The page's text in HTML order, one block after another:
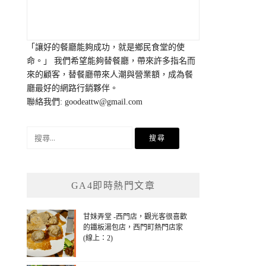
「讓好的餐廳能夠成功，就是鄉民食堂的使
命。」 我們希望能夠替餐廳，帶來許多指名而
來的顧客，替餐廳帶來人潮與營業額，成為餐
廳最好的網路行銷夥伴。
聯絡我們:goodeattw@gmail.com
GA4即時熱門文章
甘妹弄堂 -西門店，觀光客很喜歡
的鐵板湯包店，西門町熱門店家
(線上：2)